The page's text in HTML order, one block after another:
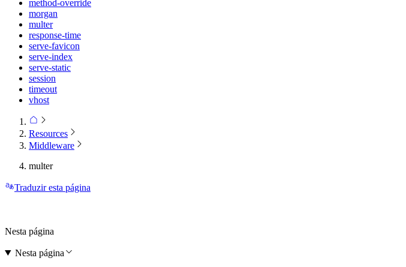
method-override
morgan
multer
response-time
serve-favicon
serve-index
serve-static
session
timeout
vhost
Resources
Middleware
multer
Traduzir esta página
Nesta página
Nesta página